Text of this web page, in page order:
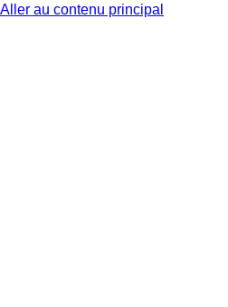
Aller au contenu principal